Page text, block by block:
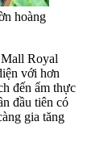
hoàng
Royal
với hơn
đến ẩm thực
đầu tiên có
gia tăng